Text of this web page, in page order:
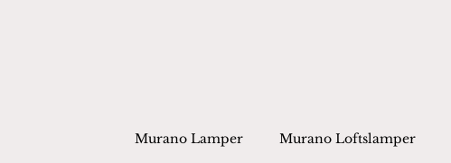
Murano Lamper Murano Loftslamper